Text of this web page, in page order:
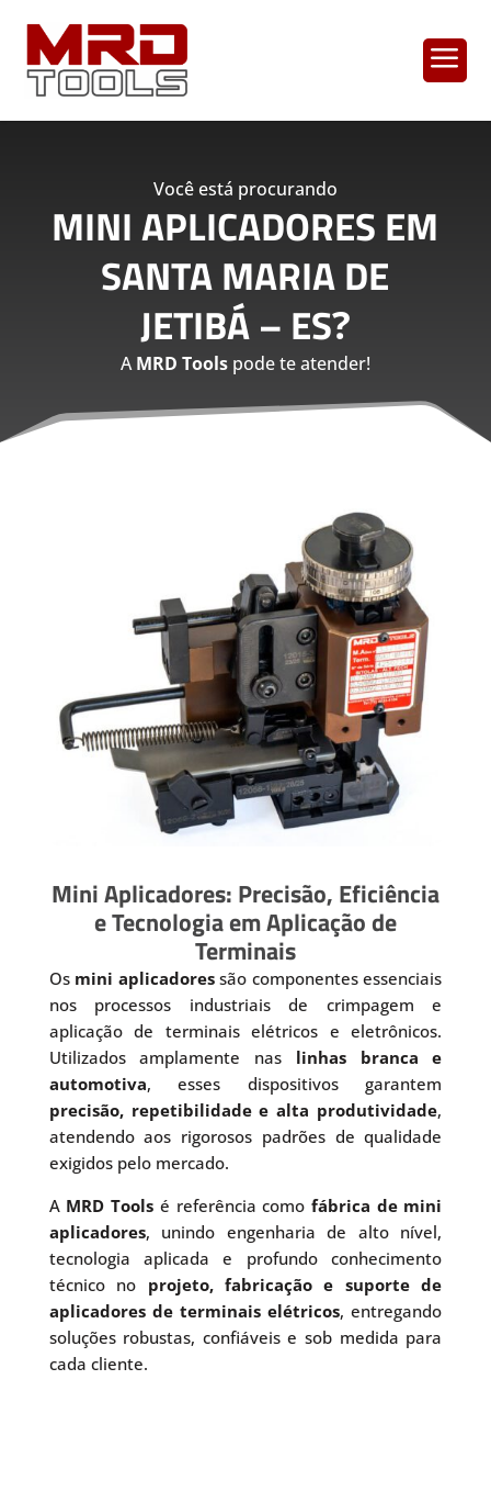
a
Você está procurando
MINI APLICADORES EM
SANTA MARIA DE
JETIBÁ – ES?
AMRD Toolspode te atender!
Mini Aplicadores: Precisão, Eficiência
e Tecnologia em Aplicação de
Terminais
Os mini aplicadoressão componentes essenciais
nos processos industriais de crimpagem e
aplicação de terminais elétricos e eletrônicos.
Utilizados amplamente nas linhas branca e
automotiva, esses dispositivos garantem
precisão, repetibilidade e alta produtividade,
atendendo aos rigorosos padrões de qualidade
exigidos pelo mercado.
A MRD Tools é referência como fábrica de mini
aplicadores, unindo engenharia de alto nível,
tecnologia aplicada e profundo conhecimento
técnico no projeto, fabricação e suporte de
aplicadores de terminais elétricos, entregando
soluções robustas, confiáveis e sob medida para
cada cliente.